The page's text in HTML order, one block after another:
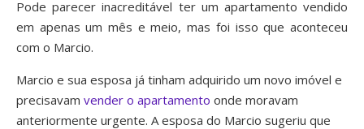
Pode parecer inacreditável ter um apartamento vendido
em apenas um mês e meio, mas foi isso que aconteceu
com o Marcio.
Marcio e sua esposa já tinham adquirido um novo imóvel e
precisavam vender o apartamento onde moravam
anteriormente urgente. A esposa do Marcio sugeriu que